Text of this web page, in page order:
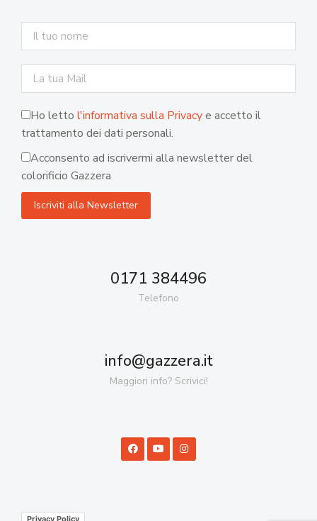
Ho letto l'informativa sulla Privacye accetto il
trattamento dei dati personali.
Acconsento ad iscrivermi alla newsletter del
colorificio Gazzera
0171 384496
Telefono
info@gazzera.it
Maggiori info? Scrivici!